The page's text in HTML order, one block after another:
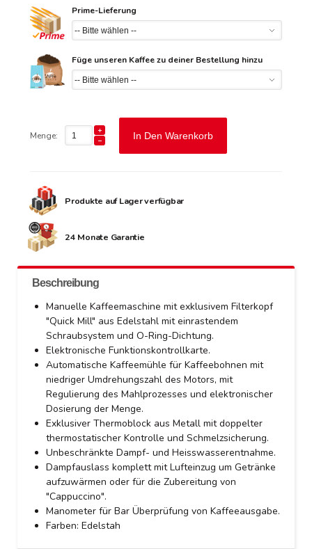
Prime-Lieferung
Füge unseren Kaffee zu deiner Bestellung hinzu
Menge: In Den Warenkorb
Produkte auf Lager verfügbar
24 Monate Garantie
Beschreibung
Manuelle Kaffeemaschine mit exklusivem Filterkopf
"Quick Mill" aus Edelstahl mit einrastendem
Schraubsystem und O-Ring-Dichtung.
Elektronische Funktionskontrollkarte.
Automatische Kaffeemühle für Kaffeebohnen mit
niedriger Umdrehungszahl des Motors, mit
Regulierung des Mahlprozesses und elektronischer
Dosierung der Menge.
Exklusiver Thermoblock aus Metall mit doppelter
thermostatischer Kontrolle und Schmelzsicherung.
Unbeschränkte Dampf- und Heisswasserentnahme.
Dampfauslass komplett mit Lufteinzug um Getränke
aufzuwärmen oder für die Zubereitung von
"Cappuccino".
Manometer für Bar Überprüfung von Kaffeeausgabe.
Farben: Edelstah